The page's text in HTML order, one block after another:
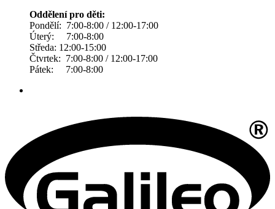
Oddělení pro děti:
Pondělí: 7:00-8:00 / 12:00-17:00
Úterý: 7:00-8:00
Středa: 12:00-15:00
Čtvrtek: 7:00-8:00 / 12:00-17:00
Pátek: 7:00-8:00